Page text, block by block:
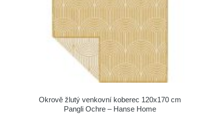
Okrově žlutý venkovní koberec 120x170 cm
Pangli Ochre – Hanse Home